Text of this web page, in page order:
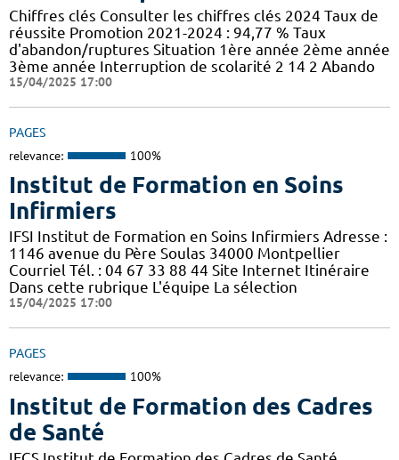
Chiffres clés Consulter les chiffres clés 2024 Taux de
réussite Promotion 2021-2024 : 94,77 % Taux
d'abandon/ruptures Situation 1ère année 2ème année
3ème année Interruption de scolarité 2 14 2 Abando
15/04/2025 17:00
PAGES
relevance: 100%
Institut de Formation en Soins
Infirmiers
IFSI Institut de Formation en Soins Infirmiers Adresse :
1146 avenue du Père Soulas 34000 Montpellier
Courriel Tél. : 04 67 33 88 44 Site Internet Itinéraire
Dans cette rubrique L'équipe La sélection
15/04/2025 17:00
PAGES
relevance: 100%
Institut de Formation des Cadres
de Santé